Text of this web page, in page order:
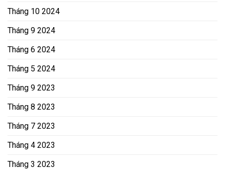
Tháng 10 2024
Tháng 9 2024
Tháng 6 2024
Tháng 5 2024
Tháng 9 2023
Tháng 8 2023
Tháng 7 2023
Tháng 4 2023
Tháng 3 2023